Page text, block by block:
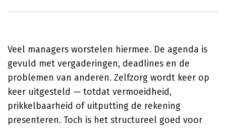
Veel managers worstelen hiermee. De agenda is
gevuld met vergaderingen, deadlines en de
problemen van anderen. Zelfzorg wordt keer op
keer uitgesteld — totdat vermoeidheid,
prikkelbaarheid of uitputting de rekening
presenteren. Toch is het structureel goed voor